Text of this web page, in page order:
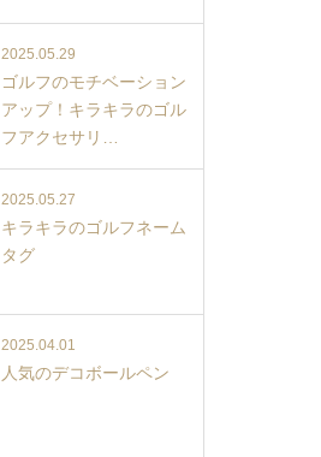
2025.05.29
ゴルフのモチベーション
アップ！キラキラのゴル
フアクセサリ…
2025.05.27
キラキラのゴルフネーム
タグ
2025.04.01
人気のデコボールペン